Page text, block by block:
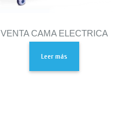
VENTA CAMA ELECTRICA
Leer más